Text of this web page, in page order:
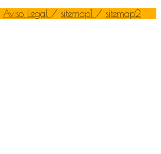
Aviso Legal / sitemap1 / sitemap2